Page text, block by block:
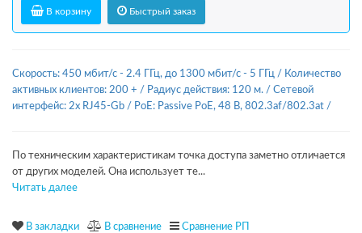
В корзину Быстрый заказ
Скорость: 450 мбит/с - 2.4 ГГц, до 1300 мбит/с - 5 ГГц / Количество
активных клиентов: 200 + / Радиус действия: 120 м. / Сетевой
интерфейс: 2х RJ45-Gb / PoE: Passive PoE, 48 B, 802.3af/802.3at /
По техническим характеристикам точка доступа заметно отличается
от других моделей. Она использует те...
Читать далее
В закладки В сравнение Сравнение РП